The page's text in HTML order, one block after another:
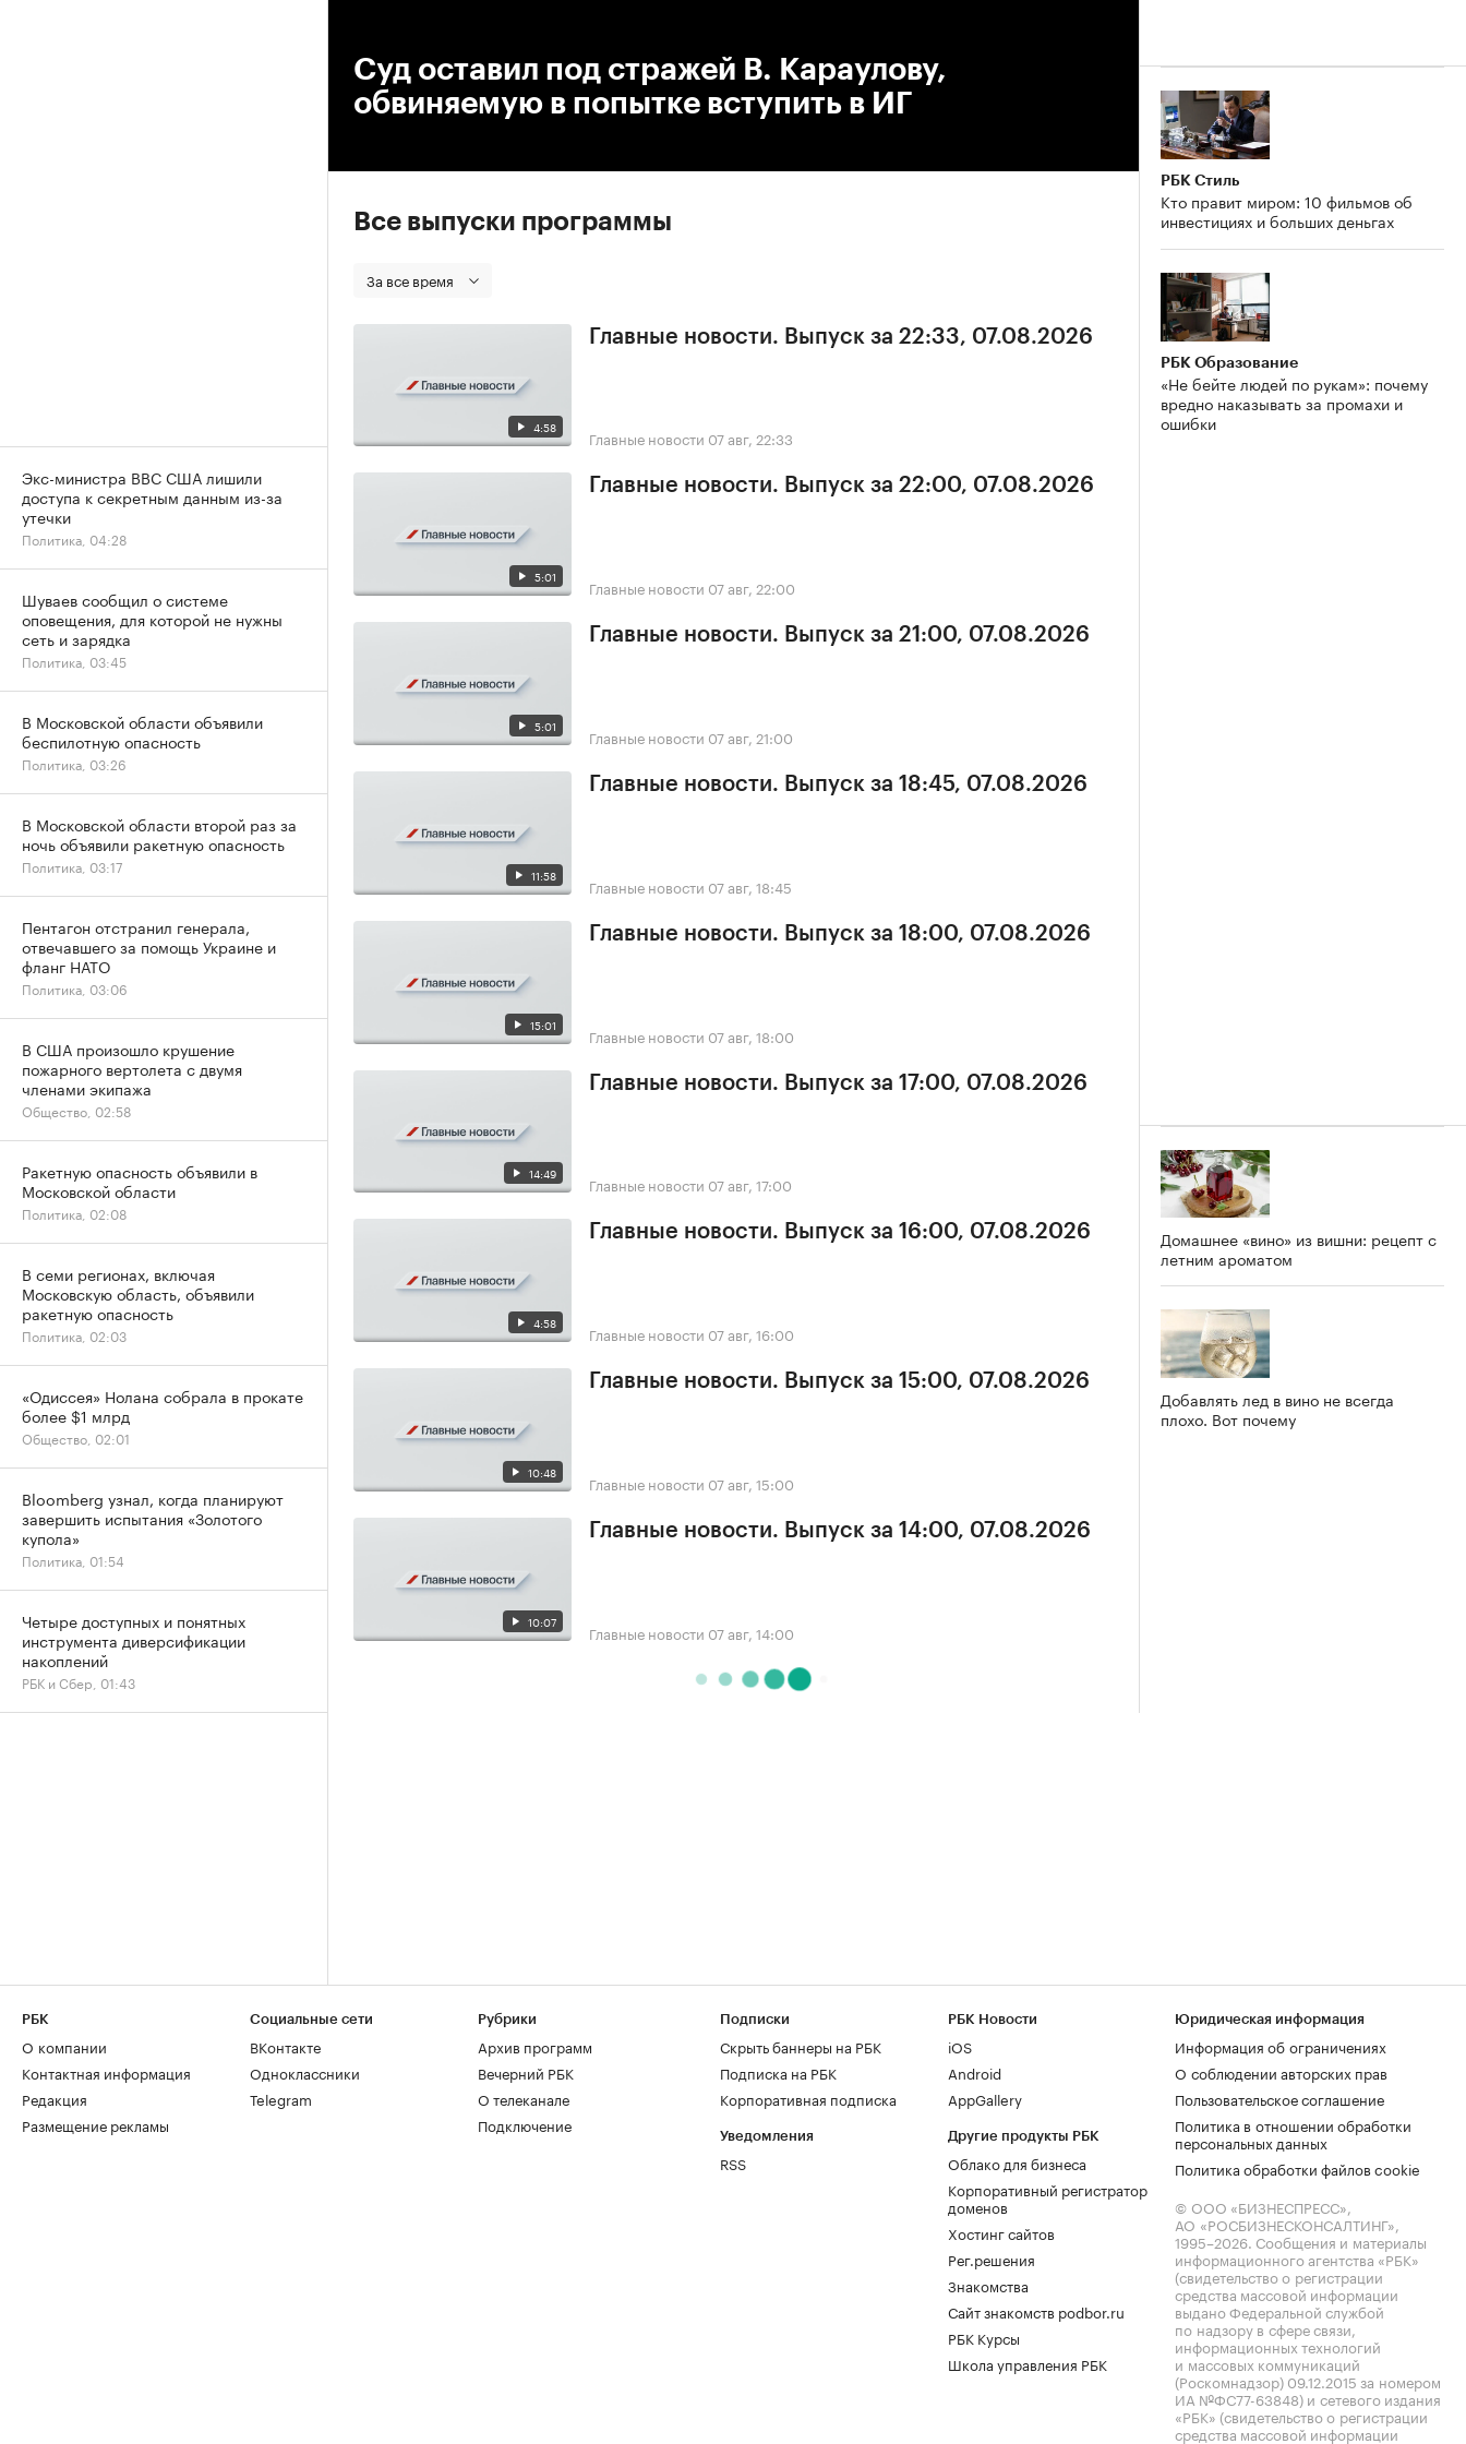
Суд оставил под стражей В. Караулову,
обвиняемую в попытке вступить в ИГ
Все выпуски программы
За все время
4:58
Главные новости. Выпуск за 22:33, 07.08.2026
Главные новости 07 авг, 22:33
5:01
Главные новости. Выпуск за 22:00, 07.08.2026
Главные новости 07 авг, 22:00
5:01
Главные новости. Выпуск за 21:00, 07.08.2026
Главные новости 07 авг, 21:00
11:58
Главные новости. Выпуск за 18:45, 07.08.2026
Главные новости 07 авг, 18:45
15:01
Главные новости. Выпуск за 18:00, 07.08.2026
Главные новости 07 авг, 18:00
14:49
Главные новости. Выпуск за 17:00, 07.08.2026
Главные новости 07 авг, 17:00
4:58
Главные новости. Выпуск за 16:00, 07.08.2026
Главные новости 07 авг, 16:00
10:48
Главные новости. Выпуск за 15:00, 07.08.2026
Главные новости 07 авг, 15:00
10:07
Главные новости. Выпуск за 14:00, 07.08.2026
Главные новости 07 авг, 14:00
РБК Стиль
Кто правит миром: 10 фильмов об
инвестициях и больших деньгах
РБК Образование
«Не бейте людей по рукам»: почему
вредно наказывать за промахи и
ошибки
Домашнее «вино» из вишни: рецепт с
летним ароматом
Добавлять лед в вино не всегда
плохо. Вот почему
Экс-министра ВВС США лишили
доступа к секретным данным из-за
утечки
Политика, 04:28
Шуваев сообщил о системе
оповещения, для которой не нужны
сеть и зарядка
Политика, 03:45
В Московской области объявили
беспилотную опасность
Политика, 03:26
В Московской области второй раз за
ночь объявили ракетную опасность
Политика, 03:17
Пентагон отстранил генерала,
отвечавшего за помощь Украине и
фланг НАТО
Политика, 03:06
В США произошло крушение
пожарного вертолета с двумя
членами экипажа
Общество, 02:58
Ракетную опасность объявили в
Московской области
Политика, 02:08
В семи регионах, включая
Московскую область, объявили
ракетную опасность
Политика, 02:03
«Одиссея» Нолана собрала в прокате
более $1 млрд
Общество, 02:01
Bloomberg узнал, когда планируют
завершить испытания «Золотого
купола»
Политика, 01:54
Четыре доступных и понятных
инструмента диверсификации
накоплений
РБК и Сбер, 01:43
РБК
О компании
Контактная информация
Редакция
Размещение рекламы
Социальные сети
ВКонтакте
Одноклассники
Telegram
Рубрики
Архив программ
Вечерний РБК
О телеканале
Подключение
Подписки
Скрыть баннеры на РБК
Подписка на РБК
Корпоративная подписка
Уведомления
RSS
РБК Новости
iOS
Android
AppGallery
Другие продукты РБК
Облако для бизнеса
Корпоративный регистратор
доменов
Хостинг сайтов
Рег.решения
Знакомства
Сайт знакомств podbor.ru
РБК Курсы
Школа управления РБК
Юридическая информация
Информация об ограничениях
О соблюдении авторских прав
Пользовательское соглашение
Политика в отношении обработки
персональных данных
Политика обработки файлов cookie
© ООО «БИЗНЕСПРЕСС»,
АО «РОСБИЗНЕСКОНСАЛТИНГ»,
1995–2026. Сообщения и материалы
информационного агентства «РБК»
(свидетельство о регистрации
средства массовой информации
выдано Федеральной службой
по надзору в сфере связи,
информационных технологий
и массовых коммуникаций
(Роскомнадзор) 09.12.2015 за номером
ИА №ФС77-63848) и сетевого издания
«РБК» (свидетельство о регистрации
средства массовой информации